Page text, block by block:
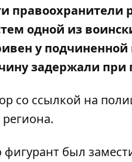
одной из
у
задержали при
со ссылкой на
.
фигурант был